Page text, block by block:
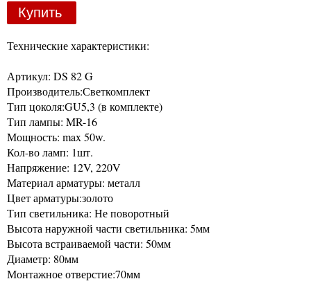
Купить
Технические характеристики:
Артикул: DS 82 G
Производитель:Светкомплект
Тип цоколя:GU5,3 (в комплекте)
Тип лампы: MR-16
Мощность: max 50w.
Кол-во ламп: 1шт.
Напряжение: 12V, 220V
Материал арматуры: металл
Цвет арматуры:золото
Тип светильника: Не поворотный
Высота наружной части светильника: 5мм
Высота встраиваемой части: 50мм
Диаметр: 80мм
Монтажное отверстие:70мм